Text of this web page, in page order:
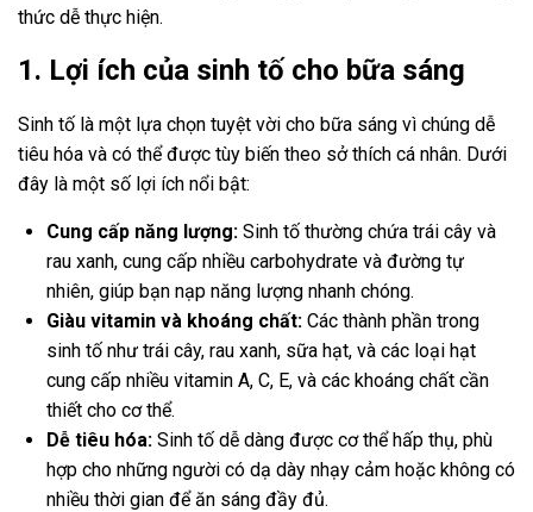
thức dễ thực hiện.
1. Lợi ích của sinh tố cho bữa sáng
Sinh tố là một lựa chọn tuyệt vời cho bữa sáng vì chúng dễ
tiêu hóa và có thể được tùy biến theo sở thích cá nhân. Dưới
đây là một số lợi ích nổi bật:
Cung cấp năng lượng: Sinh tố thường chứa trái cây và
rau xanh, cung cấp nhiều carbohydrate và đường tự
nhiên, giúp bạn nạp năng lượng nhanh chóng.
Giàu vitamin và khoáng chất: Các thành phần trong
sinh tố như trái cây, rau xanh, sữa hạt, và các loại hạt
cung cấp nhiều vitamin A, C, E, và các khoáng chất cần
thiết cho cơ thể.
Dễ tiêu hóa: Sinh tố dễ dàng được cơ thể hấp thụ, phù
hợp cho những người có dạ dày nhạy cảm hoặc không có
nhiều thời gian để ăn sáng đầy đủ.